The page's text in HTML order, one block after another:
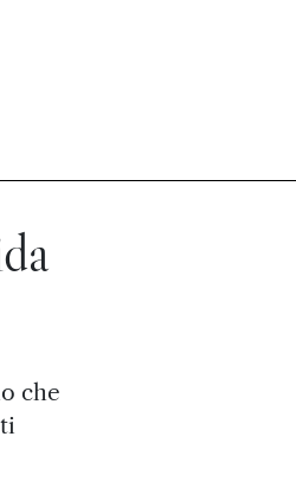
che